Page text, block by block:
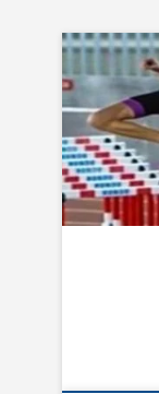
Saltar
contenido